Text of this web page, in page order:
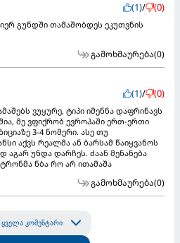
(1)/ (0)
გუნდში თამაშობდეს ეკუთვნის
გამოხმაურება(0)
(1)/ (0)
ვუყურე, ტიპი იმენნა დაფრინავს
მე ვფიქრობ ევროპაში ერთ-ერთი
3-4 ნომერი. ასე თუ
აქვს რეალმა ან ბარსამ წაიყვანოს
აგარ უნდა დარჩეს. ძაან მენანება
ნბა რო არ ითამაშა
გამოხმაურება(0)
ყველა კომენტარი